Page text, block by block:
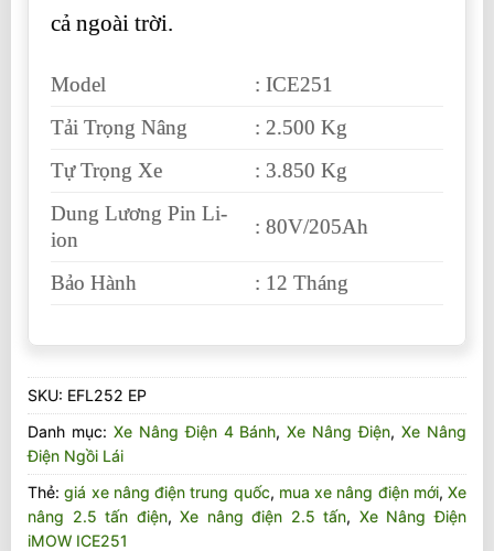
cả ngoài trời.
Model
: ICE251
Tải Trọng Nâng
: 2.500 Kg
Tự Trọng Xe
: 3.850 Kg
Dung Lương Pin Li-
ion
: 80V/205Ah
Bảo Hành : 12 Tháng
SKU: EFL252 EP
Danh mục: Xe Nâng Điện 4 Bánh,Xe Nâng Điện,Xe Nâng
Điện Ngồi Lái
Thẻ:giá xe nâng điện trung quốc, mua xe nâng điện mới, Xe
nâng 2.5 tấn điện,Xe nâng điện 2.5 tấn, Xe Nâng Điện
iMOW ICE251